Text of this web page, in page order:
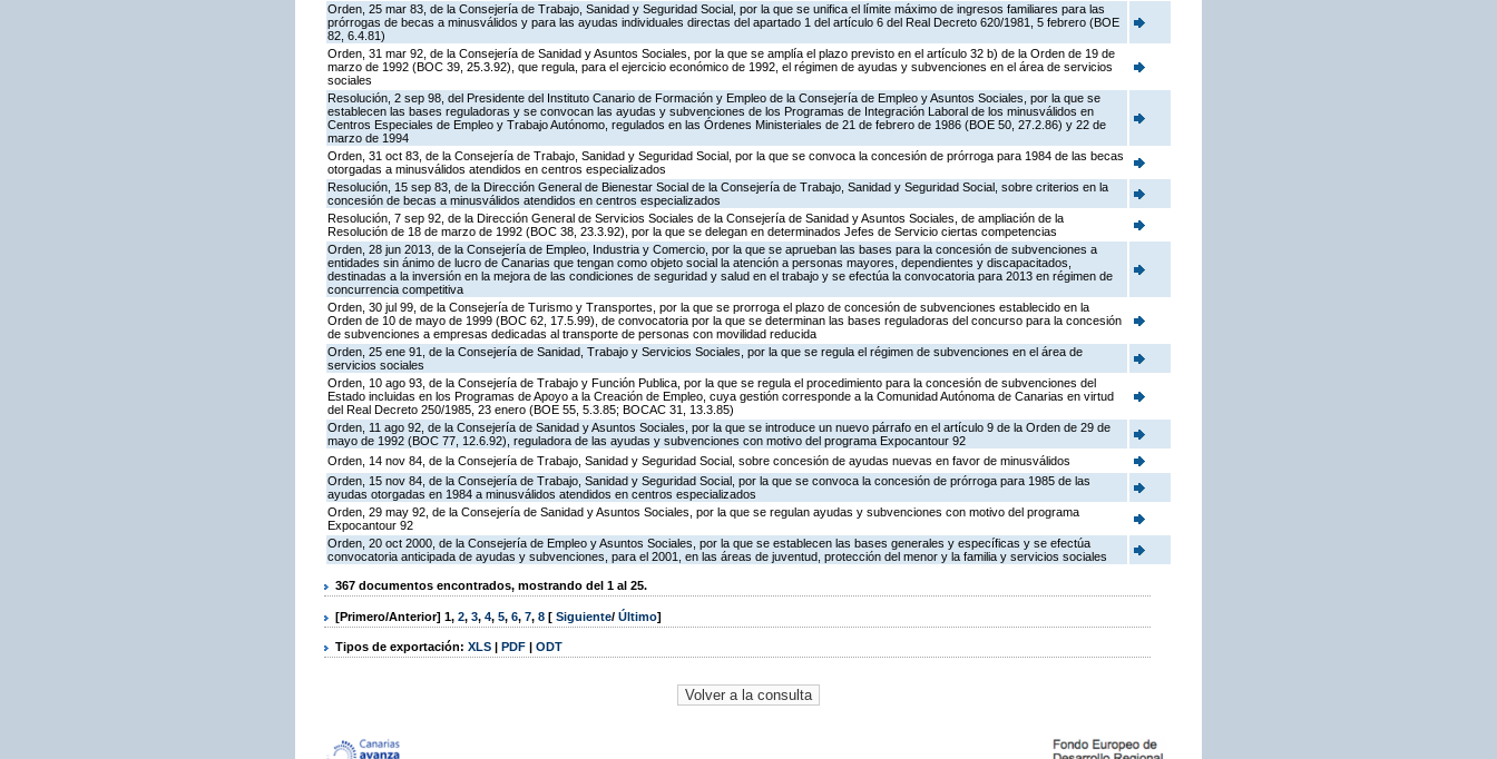
Orden, 25 mar 83, de la Consejería de Trabajo, Sanidad y Seguridad Social, por la que se unifica el límite máximo de ingresos familiares para las
prórrogas de becas a minusválidos y para las ayudas individuales directas del apartado 1 del artículo 6 del Real Decreto 620/1981, 5 febrero (BOE
82, 6.4.81)
Orden, 31 mar 92, de la Consejería de Sanidad y Asuntos Sociales, por la que se amplía el plazo previsto en el artículo 32 b) de la Orden de 19 de
marzo de 1992 (BOC 39, 25.3.92), que regula, para el ejercicio económico de 1992, el régimen de ayudas y subvenciones en el área de servicios
sociales
Resolución, 2 sep 98, del Presidente del Instituto Canario de Formación y Empleo de la Consejería de Empleo y Asuntos Sociales, por la que se
establecen las bases reguladoras y se convocan las ayudas y subvenciones de los Programas de Integración Laboral de los minusválidos en
Centros Especiales de Empleo y Trabajo Autónomo, regulados en las Órdenes Ministeriales de 21 de febrero de 1986 (BOE 50, 27.2.86) y 22 de
marzo de 1994
Orden, 31 oct 83, de la Consejería de Trabajo, Sanidad y Seguridad Social, por la que se convoca la concesión de prórroga para 1984 de las becas
otorgadas a minusválidos atendidos en centros especializados
Resolución, 15 sep 83, de la Dirección General de Bienestar Social de la Consejería de Trabajo, Sanidad y Seguridad Social, sobre criterios en la
concesión de becas a minusválidos atendidos en centros especializados
Resolución, 7 sep 92, de la Dirección General de Servicios Sociales de la Consejería de Sanidad y Asuntos Sociales, de ampliación de la
Resolución de 18 de marzo de 1992 (BOC 38, 23.3.92), por la que se delegan en determinados Jefes de Servicio ciertas competencias
Orden, 28 jun 2013, de la Consejería de Empleo, Industria y Comercio, por la que se aprueban las bases para la concesión de subvenciones a
entidades sin ánimo de lucro de Canarias que tengan como objeto social la atención a personas mayores, dependientes y discapacitados,
destinadas a la inversión en la mejora de las condiciones de seguridad y salud en el trabajo y se efectúa la convocatoria para 2013 en régimen de
concurrencia competitiva
Orden, 30 jul 99, de la Consejería de Turismo y Transportes, por la que se prorroga el plazo de concesión de subvenciones establecido en la
Orden de 10 de mayo de 1999 (BOC 62, 17.5.99), de convocatoria por la que se determinan las bases reguladoras del concurso para la concesión
de subvenciones a empresas dedicadas al transporte de personas con movilidad reducida
Orden, 25 ene 91, de la Consejería de Sanidad, Trabajo y Servicios Sociales, por la que se regula el régimen de subvenciones en el área de
servicios sociales
Orden, 10 ago 93, de la Consejería de Trabajo y Función Publica, por la que se regula el procedimiento para la concesión de subvenciones del
Estado incluidas en los Programas de Apoyo a la Creación de Empleo, cuya gestión corresponde a la Comunidad Autónoma de Canarias en virtud
del Real Decreto 250/1985, 23 enero (BOE 55, 5.3.85; BOCAC 31, 13.3.85)
Orden, 11 ago 92, de la Consejería de Sanidad y Asuntos Sociales, por la que se introduce un nuevo párrafo en el artículo 9 de la Orden de 29 de
mayo de 1992 (BOC 77, 12.6.92), reguladora de las ayudas y subvenciones con motivo del programa Expocantour 92
Orden, 14 nov 84, de la Consejería de Trabajo, Sanidad y Seguridad Social, sobre concesión de ayudas nuevas en favor de minusválidos
Orden, 15 nov 84, de la Consejería de Trabajo, Sanidad y Seguridad Social, por la que se convoca la concesión de prórroga para 1985 de las
ayudas otorgadas en 1984 a minusválidos atendidos en centros especializados
Orden, 29 may 92, de la Consejería de Sanidad y Asuntos Sociales, por la que se regulan ayudas y subvenciones con motivo del programa
Expocantour 92
Orden, 20 oct 2000, de la Consejería de Empleo y Asuntos Sociales, por la que se establecen las bases generales y específicas y se efectúa
convocatoria anticipada de ayudas y subvenciones, para el 2001, en las áreas de juventud, protección del menor y la familia y servicios sociales
367 documentos encontrados, mostrando del 1 al 25.
[Primero/Anterior] 1, 2, 3, 4, 5, 6, 7, 8 [ Siguiente/ Último]
Tipos de exportación: XLS | PDF | ODT